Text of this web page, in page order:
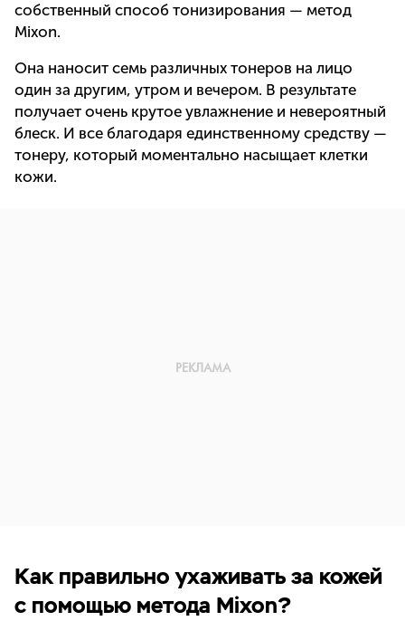
собственный способ тонизирования — метод
Mixon.
Она наносит семь различных тонеров на лицо
один за другим, утром и вечером. В результате
получает очень крутое увлажнение и невероятный
блеск. И все благодаря единственному средству —
тонеру, который моментально насыщает клетки
кожи.
Как правильно ухаживать за кожей
с помощью метода Mixon?